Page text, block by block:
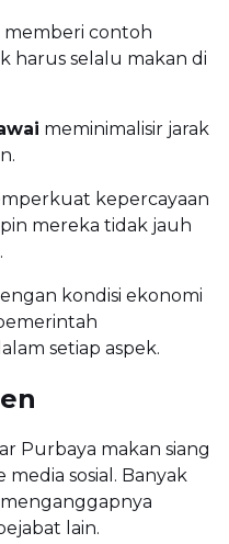
memberi contoh
harus selalu makan di
meminimalisir jarak
kepercayaan
mereka tidak jauh
kondisi ekonomi
setiap aspek.
Purbaya makan siang
sosial. Banyak
lain.